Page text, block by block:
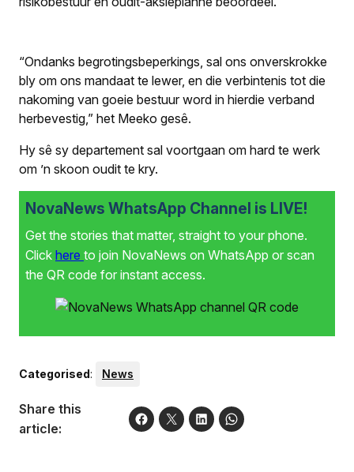
“Ondanks begrotingsbeperkings, sal ons onverskrokke
bly om ons mandaat te lewer, en die verbintenis tot die
nakoming van goeie bestuur word in hierdie verband
herbevestig,” het Meeko gesê.
Hy sê sy departement sal voortgaan om hard te werk
om ’n skoon oudit te kry.
NovaNews WhatsApp Channel is LIVE!
Get the stories that matter, straight to your phone.
Click here to join NovaNews on WhatsApp or scan
the QR code for instant access.
Categorised: News
Share this
article: